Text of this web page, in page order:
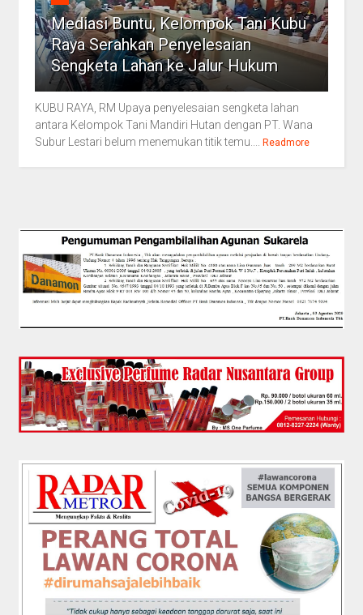
Mediasi Buntu, Kelompok Tani Kubu
Raya Serahkan Penyelesaian
Sengketa Lahan ke Jalur Hukum
KUBU RAYA, RM Upaya penyelesaian sengketa lahan
antara Kelompok Tani Mandiri Hutan dengan PT. Wana
Subur Lestari belum menemukan titik temu....
Readmore